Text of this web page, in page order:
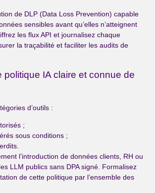
de DLP (Data Loss Prevention) capable
sensibles avant qu’elles n’atteignent
les flux API et journalisez chaque
la traçabilité et faciliter les audits de
politique IA claire et connue de
d’outils :
;
sous conditions ;
l’introduction de données clients, RH ou
LLM publics sans DPA signé. Formalisez
de cette politique par l’ensemble des